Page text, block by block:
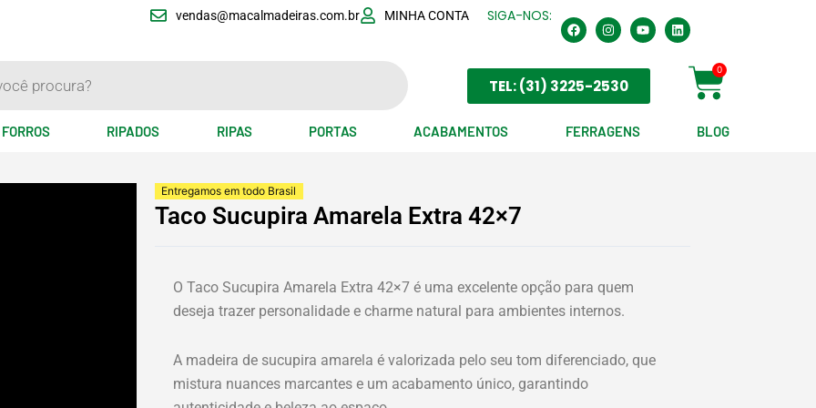
vendas@macalmadeiras.com.br MINHA CONTA SIGA-NOS:
F
a
c
b
o
I
n
s
a
g
m
Y
o
u
u
L
i
n
TEL: (31) 3225-2530
0
Cart
FORROS RIPADOS RIPAS PORTAS ACABAMENTOS FERRAGENS BLOG
Entregamos em todo Brasil
Taco Sucupira Amarela Extra 42×7
O Taco Sucupira Amarela Extra 42×7 é uma excelente opção para quem
deseja trazer personalidade e charme natural para ambientes internos.
A madeira de sucupira amarela é valorizada pelo seu tom diferenciado, que
mistura nuances marcantes e um acabamento único, garantindo